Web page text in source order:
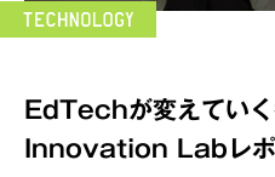
EdTechが変えてい
Innovation Labレポ